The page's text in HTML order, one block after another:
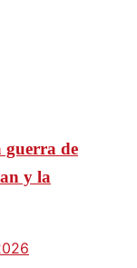
guerra de
y la